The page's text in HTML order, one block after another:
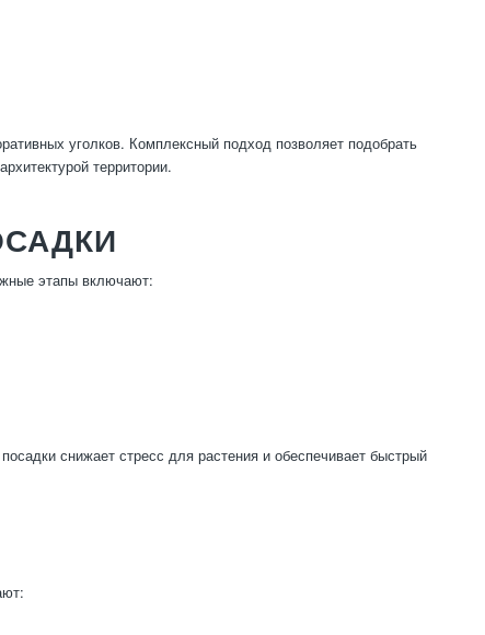
уголков. Комплексный подход позволяет подобрать
территории.
этапы включают:
снижает стресс для растения и обеспечивает быстрый